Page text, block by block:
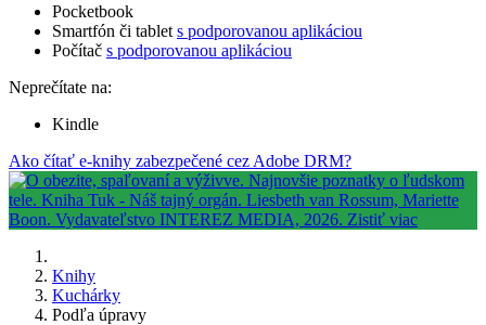
Pocketbook
Smartfón či tablet s podporovanou aplikáciou
Počítač s podporovanou aplikáciou
Neprečítate na:
Kindle
Ako čítať e-knihy zabezpečené cez Adobe DRM?
Knihy
Kuchárky
Podľa úpravy